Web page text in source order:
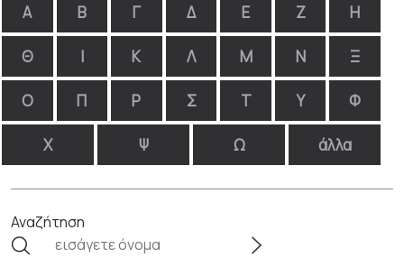
Α Β Γ Δ Ε Ζ Η
Θ Ι Κ Λ Μ Ν Ξ
Ο Π Ρ Σ Τ Υ Φ
Χ Ψ Ω άλλα
Αναζήτηση